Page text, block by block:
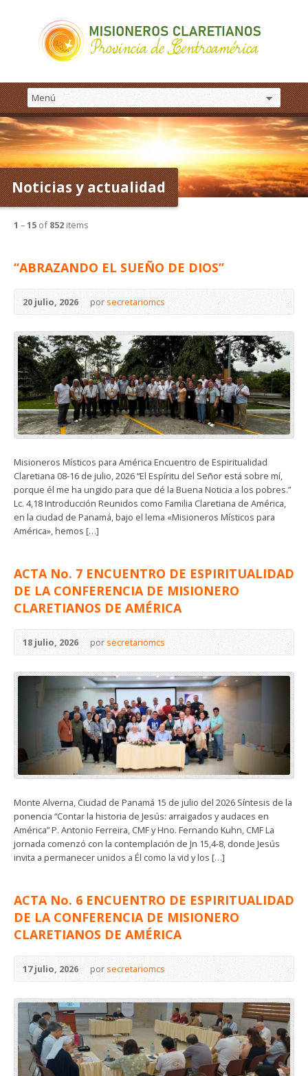
Noticias y actualidad
1 –15 of852 items
“ABRAZANDO EL SUEÑO DE DIOS”
20 julio, 2026 por secretariomcs
Misioneros Místicos para América Encuentro de Espiritualidad
Claretiana 08-16 de julio, 2026 “El Espíritu del Señor está sobre mí,
porque él me ha ungido para que dé la Buena Noticia a los pobres.”
Lc. 4,18 Introducción Reunidos como Familia Claretiana de América,
en la ciudad de Panamá, bajo el lema «Misioneros Místicos para
América», hemos […]
ACTA No. 7 ENCUENTRO DE ESPIRITUALIDAD
DE LA CONFERENCIA DE MISIONERO
CLARETIANOS DE AMÉRICA
18 julio, 2026 por secretariomcs
Monte Alverna, Ciudad de Panamá 15 de julio del 2026 Síntesis de la
ponencia “Contar la historia de Jesús: arraigados y audaces en
América” P. Antonio Ferreira, CMF y Hno. Fernando Kuhn, CMF La
jornada comenzó con la contemplación de Jn 15,4-8, donde Jesús
invita a permanecer unidos a Él como la vid y los […]
ACTA No. 6 ENCUENTRO DE ESPIRITUALIDAD
DE LA CONFERENCIA DE MISIONERO
CLARETIANOS DE AMÉRICA
17 julio, 2026 por secretariomcs